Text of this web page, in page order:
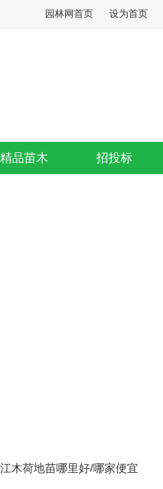
园林网首页 设为首页
精品苗木 招投标
木荷地苗哪里好/哪家便宜